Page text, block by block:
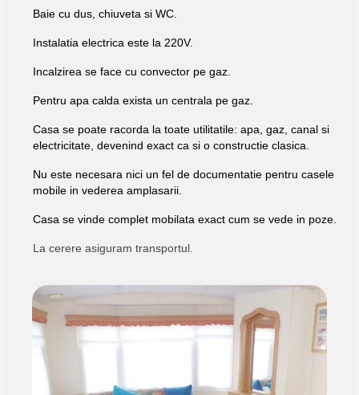
Baie cu dus, chiuveta si WC.
Instalatia electrica este la 220V.
Incalzirea se face cu convector pe gaz.
Pentru apa calda exista un centrala pe gaz.
Casa se poate racorda la toate utilitatile: apa, gaz, canal si
electricitate, devenind exact ca si o constructie clasica.
Nu este necesara nici un fel de documentatie pentru casele
mobile in vederea amplasarii.
Casa se vinde complet mobilata exact cum se vede in poze.
La cerere asiguram transportul.